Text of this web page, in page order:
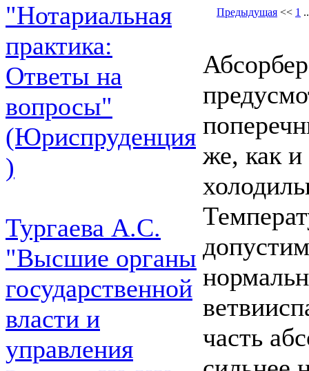
"Нотариальная
практика:
Ответы на
вопросы"
(Юриспруденция
)
Тургаева А.С.
"Высшие органы
государственной
власти и
управления
Предыдущая << 1
же, как
часть